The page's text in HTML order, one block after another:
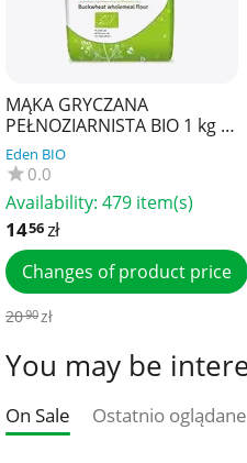
MĄKA GRYCZANA
PEŁNOZIARNISTA BIO 1 kg -
BIO PLANET
Eden BIO
0.0
Availability: 479 item(s)
1456zł
Changes of product price
2090zł
You may be
On Sale Ostatnio oglądane